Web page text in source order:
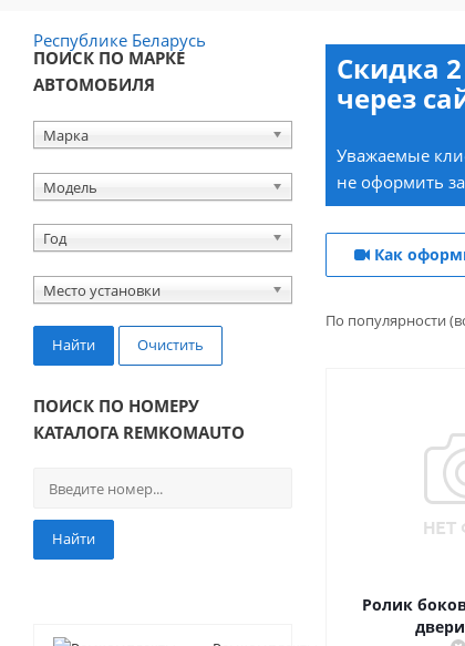
ПОИСК ПО МАРКЕ
АВТОМОБИЛЯ
Марка
Модель
Год
Место установки
Найти Очистить
ПОИСК ПО НОМЕРУ
КАТАЛОГА REMKOMAUTO
Найти
Скидка
через
Уважаемые
не оформить за
Как
По популярности
Ролик